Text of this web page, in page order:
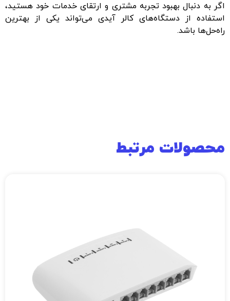
اگر به دنبال بهبود تجربه مشتری و ارتقای خدمات خود هستید،
استفاده از دستگاه‌های کالر آیدی می‌تواند یکی از بهترین
راه‌حل‌ها باشد.
محصولات مرتبط